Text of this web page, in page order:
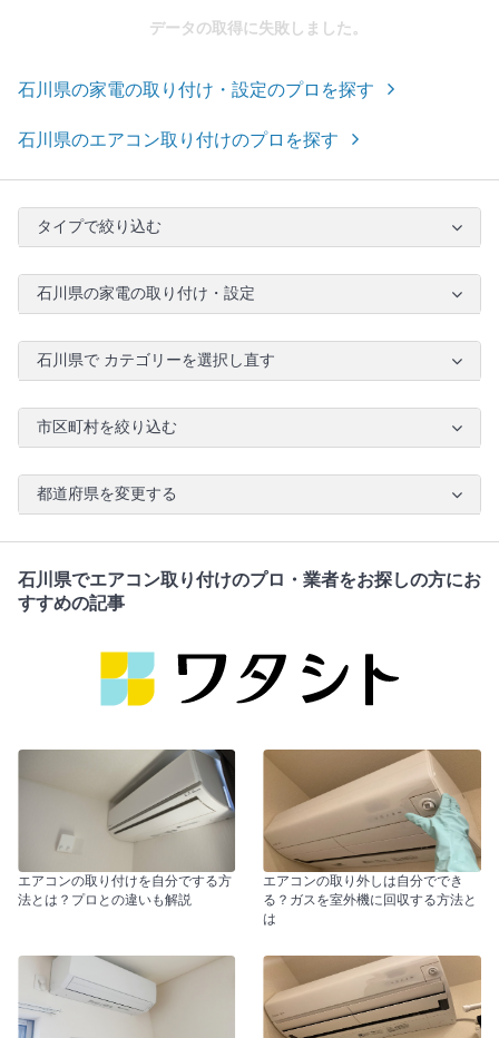
データの取得に失敗しました。
石川県の家電の取り付け・設定のプロを探す
石川県のエアコン取り付けのプロを探す
タイプで絞り込む
石川県の家電の取り付け・設定
石川県で カテゴリーを選択し直す
市区町村を絞り込む
都道府県を変更する
石川県でエアコン取り付けのプロ・業者をお探しの方にお
すすめの記事
エアコンの取り付けを自分でする方
法とは？プロとの違いも解説
エアコンの取り外しは自分ででき
る？ガスを室外機に回収する方法と
は